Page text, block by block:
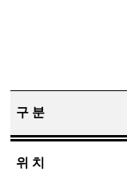
구 분
위 치